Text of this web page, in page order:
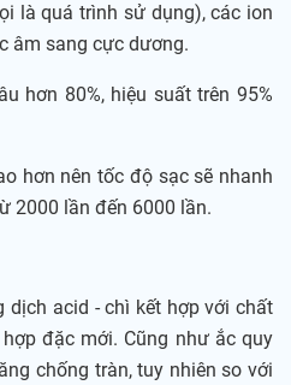
là quá trình sử dụng), các ion
âm sang cực dương.
hơn 80%, hiệu suất trên 95%
hơn nên tốc độ sạc sẽ nhanh
2000 lần đến 6000 lần.
dịch acid - chì kết hợp với chất
đặc mới. Cũng như ắc quy
chống tràn, tuy nhiên so với